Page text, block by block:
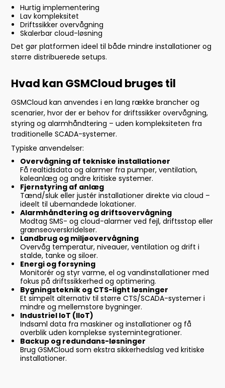
Hurtig implementering
Lav kompleksitet
Driftssikker overvågning
Skalerbar cloud-løsning
Det gør platformen ideel til både mindre installationer og
større distribuerede setups.
Hvad kan GSMCloud bruges til
GSMCloud kan anvendes i en lang række brancher og
scenarier, hvor der er behov for driftssikker overvågning,
styring og alarmhåndtering – uden kompleksiteten fra
traditionelle SCADA-systemer.
Typiske anvendelser:
Overvågning af tekniske installationer
Få realtidsdata og alarmer fra pumper, ventilation,
køleanlæg og andre kritiske systemer.
Fjernstyring af anlæg
Tænd/sluk eller justér installationer direkte via cloud –
ideelt til ubemandede lokationer.
Alarmhåndtering og driftsovervågning
Modtag SMS- og cloud-alarmer ved fejl, driftsstop eller
grænseoverskridelser.
Landbrug og miljøovervågning
Overvåg temperatur, niveauer, ventilation og drift i
stalde, tanke og siloer.
Energi og forsyning
Monitorér og styr varme, el og vandinstallationer med
fokus på driftssikkerhed og optimering.
Bygningsteknik og CTS-light løsninger
Et simpelt alternativ til større CTS/SCADA-systemer i
mindre og mellemstore bygninger.
Industriel IoT (IIoT)
Indsaml data fra maskiner og installationer og få
overblik uden komplekse systemintegrationer.
Backup og redundans-løsninger
Brug GSMCloud som ekstra sikkerhedslag ved kritiske
installationer.